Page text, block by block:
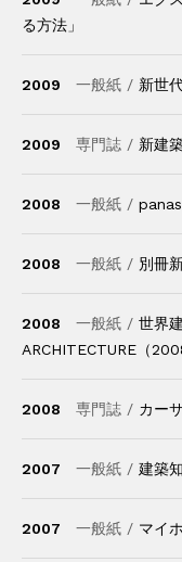
る方法」
2009 一般紙 / 新世
2009 専門誌 / 新建
2008 一般紙 /
2008 一般紙 / 別冊
2008 一般紙 / 世界
ARCHITECTURE（
2008 専門誌 / カー
2007 一般紙 / 建築
2007 一般紙 / マイ